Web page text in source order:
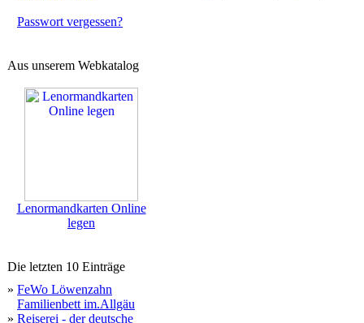
Passwort vergessen?
Aus unserem Webkatalog
Lenormandkarten Online
legen
Die letzten 10 Einträge
» FeWo Löwenzahn
Familienbett im.Allgäu
» Reiserei - der deutsche